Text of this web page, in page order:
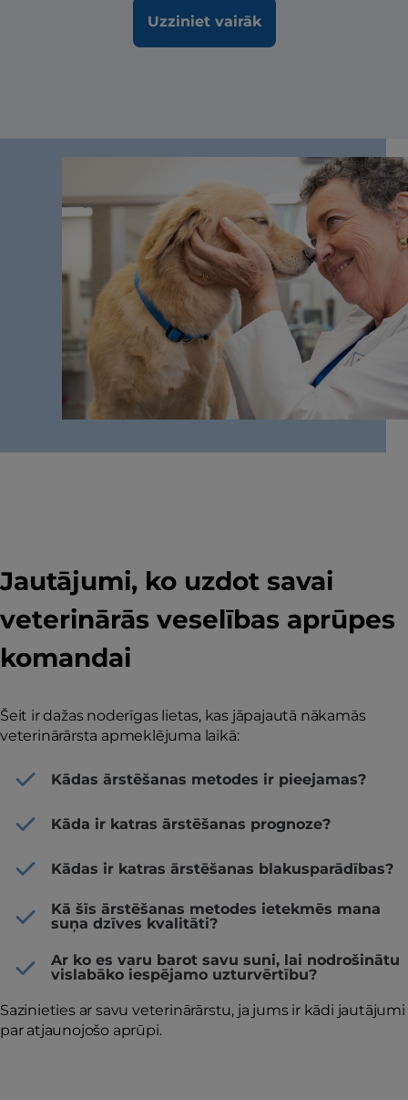
Uzziniet vairāk
Jautājumi, ko uzdot savai
veterinārās veselības aprūpes
komandai
Šeit ir dažas noderīgas lietas, kas jāpajautā nākamās
veterinārārsta apmeklējuma laikā:
Kādas ārstēšanas metodes ir pieejamas?
Kāda ir katras ārstēšanas prognoze?
Kādas ir katras ārstēšanas blakusparādības?
Kā šīs ārstēšanas metodes ietekmēs mana
suņa dzīves kvalitāti?
Ar ko es varu barot savu suni, lai nodrošinātu
vislabāko iespējamo uzturvērtību?
Sazinieties ar savu veterinārārstu, ja jums ir kādi jautājumi
par atjaunojošo aprūpi.